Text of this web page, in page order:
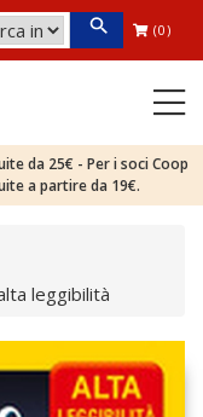
(0)
da 25€ - Per i soci Coop
a partire da 19€.
leggibilità